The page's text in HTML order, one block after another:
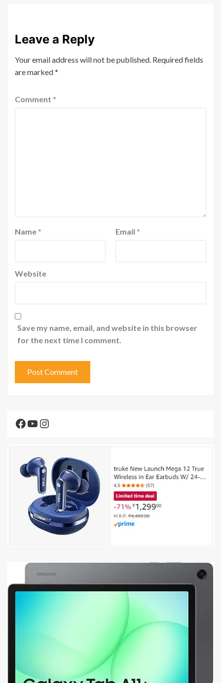
Leave a Reply
Your email address will not be published. Required fields
are marked*
Comment *
Name * Email *
Website
Save my name, email, and website in this browser
for the next time I comment.
Facebook
YouTube
Instagram